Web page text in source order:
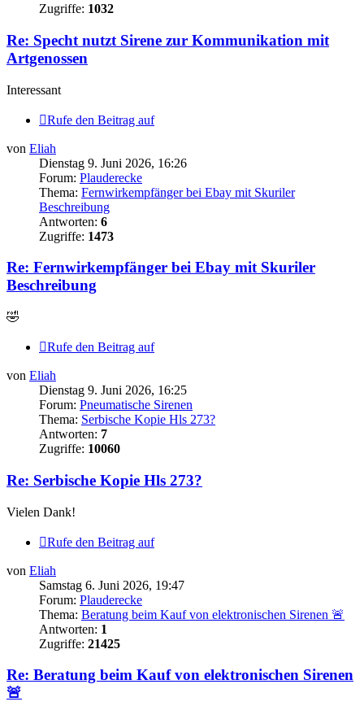
Zugriffe: 1032
Re: Specht nutzt Sirene zur Kommunikation mit
Artgenossen
Interessant
Rufe den Beitrag auf
von Eliah
Dienstag 9. Juni 2026, 16:26
Forum: Plauderecke
Thema: Fernwirkempfänger bei Ebay mit Skuriler
Beschreibung
Antworten: 6
Zugriffe: 1473
Re: Fernwirkempfänger bei Ebay mit Skuriler
Beschreibung
🤣
Rufe den Beitrag auf
von Eliah
Dienstag 9. Juni 2026, 16:25
Forum: Pneumatische Sirenen
Thema: Serbische Kopie Hls 273?
Antworten: 7
Zugriffe: 10060
Re: Serbische Kopie Hls 273?
Vielen Dank!
Rufe den Beitrag auf
von Eliah
Samstag 6. Juni 2026, 19:47
Forum: Plauderecke
Thema: Beratung beim Kauf von elektronischen Sirenen 🚨
Antworten: 1
Zugriffe: 21425
Re: Beratung beim Kauf von elektronischen Sirenen
🚨